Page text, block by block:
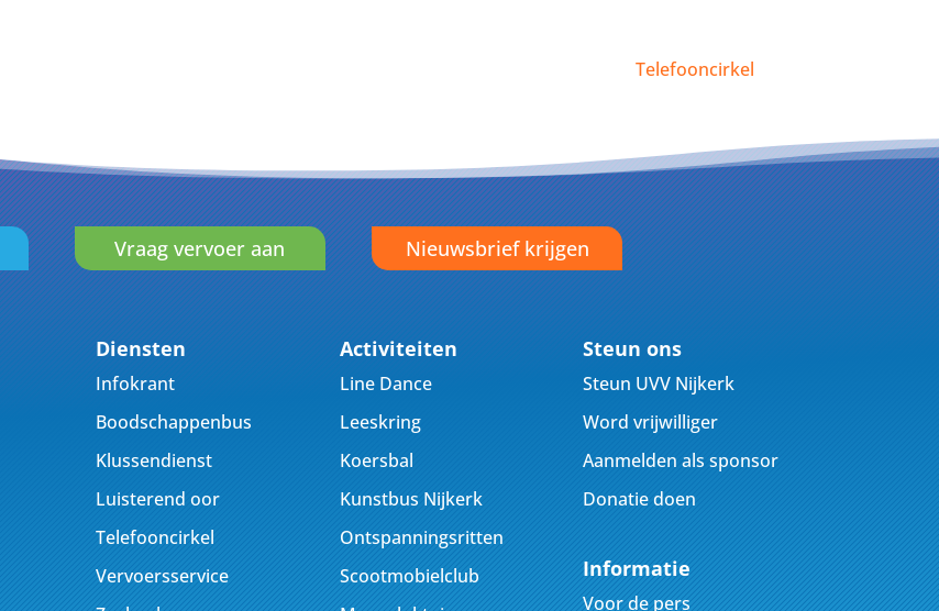
Telefooncirkel
Vraag vervoer aan Nieuwsbrief krijgen
Diensten
Infokrant
Boodschappenbus
Klussendienst
Luisterend oor
Telefooncirkel
Vervoersservice
Activiteiten
Line Dance
Leeskring
Koersbal
Kunstbus Nijkerk
Ontspanningsritten
Scootmobielclub
Steun ons
Steun UVV Nijkerk
Word vrijwilliger
Aanmelden als sponsor
Donatie doen
Informatie
Voor de pers